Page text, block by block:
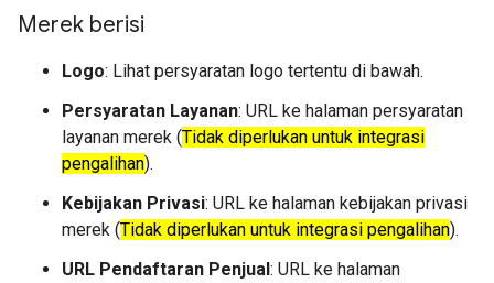
Merek berisi
Logo: Lihat persyaratan logo tertentu di bawah.
Persyaratan Layanan: URL ke halaman persyaratan
layanan merek (Tidak diperlukan untuk integrasi
pengalihan).
Kebijakan Privasi: URL ke halaman kebijakan privasi
merek (Tidak diperlukan untuk integrasi pengalihan).
URL Pendaftaran Penjual: URL ke halaman